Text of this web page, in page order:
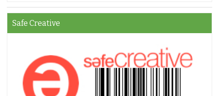
Safe Creative